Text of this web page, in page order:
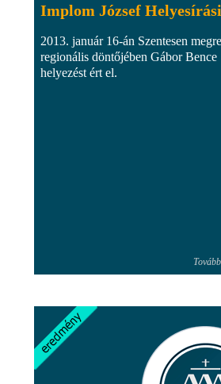
Implom József
2013. január 16-án Szentesen
regionális döntőjében Gábor
helyezést ért el.